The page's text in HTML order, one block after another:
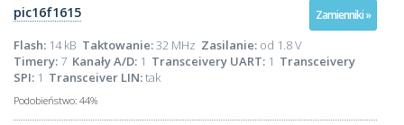
Zamienniki »
pic16f1615
Flash: 14 kB Taktowanie:32 MHz Zasilanie: od 1.8 V
Timery: 7 Kanały A/D: 1 Transceivery UART: 1 Transceivery
SPI: 1 Transceiver LIN:tak
Podobieństwo: 44%